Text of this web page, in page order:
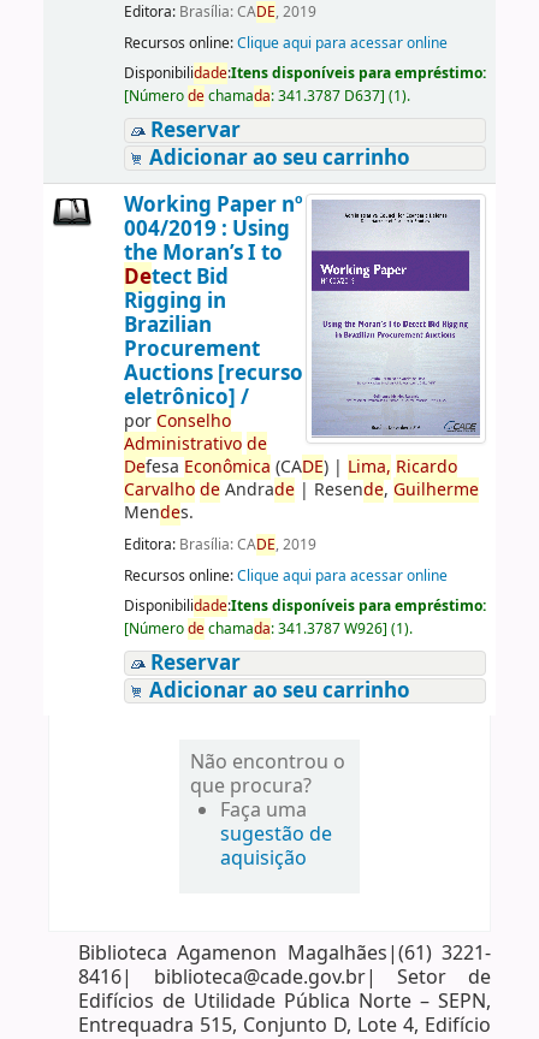
Editora: Brasília: CADE, 2019
Recursos online:Clique aqui para acessar online
Disponibilidade:Itens disponíveis para empréstimo:
[Númerodechamada:341.3787 D637] (1).
Reservar
Adicionar ao seu carrinho
Working Paper nº
004/2019 : Using
the Moran’s I to
Detect Bid
Rigging in
Brazilian
Procurement
Auctions [recurso
eletrônico] /
porConselho
Administrativo de
Defesa Econômica (CADE)| Lima, Ricardo
Carvalho deAndrade| Resende, Guilherme
Mendes.
Editora: Brasília: CADE, 2019
Recursos online:Clique aqui para acessar online
Disponibilidade:Itens disponíveis para empréstimo:
[Númerodechamada:341.3787 W926] (1).
Reservar
Adicionar ao seu carrinho
Não encontrou o
que procura?
Faça uma
sugestão de
aquisição
Biblioteca Agamenon Magalhães|(61) 3221-
8416| biblioteca@cade.gov.br| Setor de
Edifícios de Utilidade Pública Norte – SEPN,
Entrequadra 515, Conjunto D, Lote 4, Edifício